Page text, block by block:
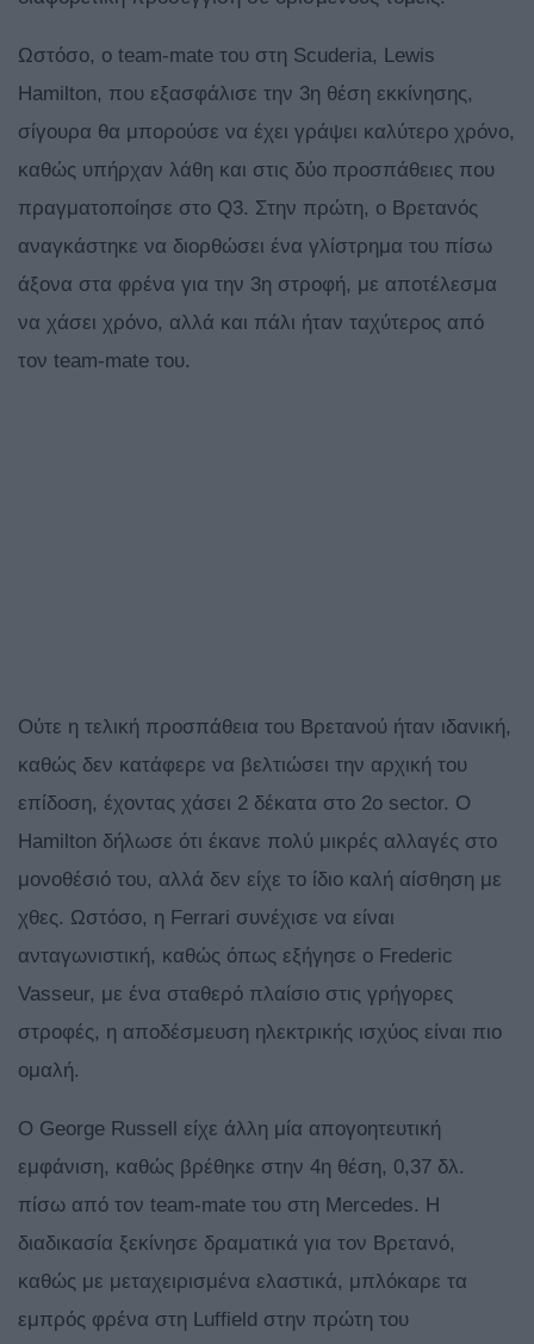
Ωστόσο, ο team-mate του στη Scuderia, Lewis
Hamilton, που εξασφάλισε την 3η θέση εκκίνησης,
σίγουρα θα μπορούσε να έχει γράψει καλύτερο χρόνο,
καθώς υπήρχαν λάθη και στις δύο προσπάθειες που
πραγματοποίησε στο Q3. Στην πρώτη, ο Βρετανός
αναγκάστηκε να διορθώσει ένα γλίστρημα του πίσω
άξονα στα φρένα για την 3η στροφή, με αποτέλεσμα
να χάσει χρόνο, αλλά και πάλι ήταν ταχύτερος από
τον team-mate του.
Ούτε η τελική προσπάθεια του Βρετανού ήταν ιδανική,
καθώς δεν κατάφερε να βελτιώσει την αρχική του
επίδοση, έχοντας χάσει 2 δέκατα στο 2ο sector. O
Hamilton δήλωσε ότι έκανε πολύ μικρές αλλαγές στο
μονοθέσιό του, αλλά δεν είχε το ίδιο καλή αίσθηση με
χθες. Ωστόσο, η Ferrari συνέχισε να είναι
ανταγωνιστική, καθώς όπως εξήγησε ο Frederic
Vasseur, με ένα σταθερό πλαίσιο στις γρήγορες
στροφές, η αποδέσμευση ηλεκτρικής ισχύος είναι πιο
ομαλή.
Ο George Russell είχε άλλη μία απογοητευτική
εμφάνιση, καθώς βρέθηκε στην 4η θέση, 0,37 δλ.
πίσω από τον team-mate του στη Mercedes. Η
διαδικασία ξεκίνησε δραματικά για τον Βρετανό,
καθώς με μεταχειρισμένα ελαστικά, μπλόκαρε τα
εμπρός φρένα στη Luffield στην πρώτη του